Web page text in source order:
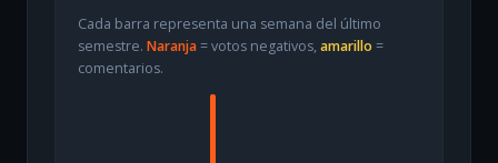
Cada barra representa una semana del último
semestre. Naranja= votos negativos, amarillo =
comentarios.